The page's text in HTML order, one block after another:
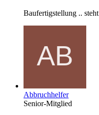
Baufertigstellung ..
Abbruchhelfer
Senior-Mitglied